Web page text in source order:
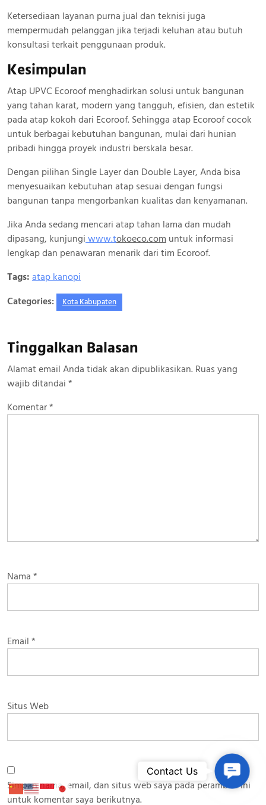
Ketersediaan layanan purna jual dan teknisi juga
mempermudah pelanggan jika terjadi keluhan atau butuh
konsultasi terkait penggunaan produk.
Kesimpulan
Atap UPVC Ecoroof menghadirkan solusi untuk bangunan
yang tahan karat, modern yang tangguh, efisien, dan estetik
pada atap kokoh dari Ecoroof. Sehingga atap Ecoroof cocok
untuk berbagai kebutuhan bangunan, mulai dari hunian
pribadi hingga proyek industri berskala besar.
Dengan pilihan Single Layer dan Double Layer, Anda bisa
menyesuaikan kebutuhan atap sesuai dengan fungsi
bangunan tanpa mengorbankan kualitas dan kenyamanan.
Jika Anda sedang mencari atap tahan lama dan mudah
dipasang, kunjungi www.tokoeco.com untuk informasi
lengkap dan penawaran menarik dari tim Ecoroof.
Tags: atap kanopi
Categories:
Kota Kabupaten
Tinggalkan Balasan
Alamat email Anda tidak akan dipublikasikan. Ruas yang
wajib ditandai *
Komentar*
Nama *
Email *
Situs Web
Simpan nama, email, dan situs web saya pada peramban ini
untuk komentar saya berikutnya.
Contact Us